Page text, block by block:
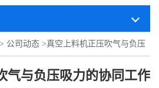
> 公司动态 >真空上料机正压吹气与负压
气与负压吸力的协同工作